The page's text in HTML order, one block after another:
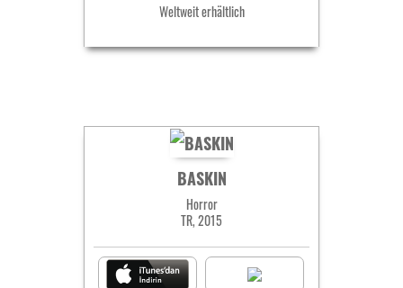
Weltweit erhältlich
BASKIN
Horror
TR, 2015